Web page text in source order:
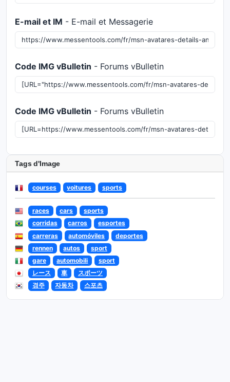
E-mail et IM - E-mail et Messagerie
Code IMG vBulletin - Forums vBulletin
Code IMG vBulletin - Forums vBulletin
Tags d'Image
courses voitures sports
races cars
sports
corridas
carros
esportes
carreras
automóviles
deportes
rennen
autos
sport
gare
automobili
sport
レース
車
スポーツ
경주
자동차 스포츠